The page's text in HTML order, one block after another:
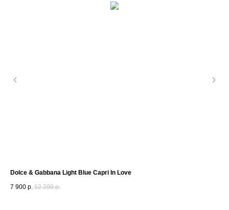
Dolce & Gabbana Light Blue Capri In Love
7 900 р. 12 200 р.